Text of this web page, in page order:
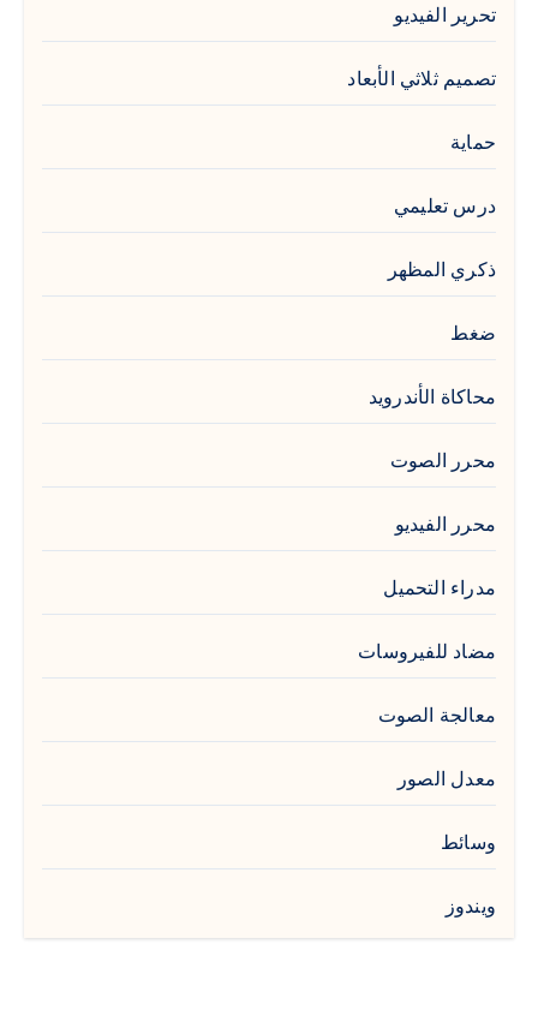
تحرير الفيديو
تصميم ثلاثي الأبعاد
حماية
درس تعليمي
ذكري المظهر
ضغط
محاكاة الأندرويد
محرر الصوت
محرر الفيديو
مدراء التحميل
مضاد للفيروسات
معالجة الصوت
معدل الصور
وسائط
ويندوز